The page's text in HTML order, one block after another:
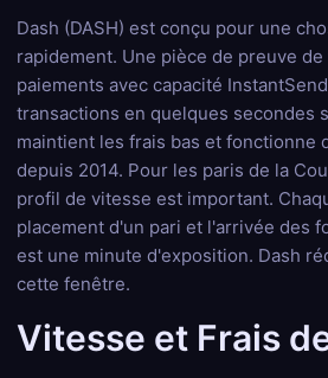
Dash (DASH) est conçu pour une
rapidement. Une pièce de preuve
paiements avec capacité
transactions en quelques secondes
maintient les frais bas et fonctionne
depuis 2014. Pour les paris de la
profil de vitesse est important.
placement d'un pari et l'arrivée des
est une minute d'exposition. Dash
cette fenêtre.
Vitesse et Frais